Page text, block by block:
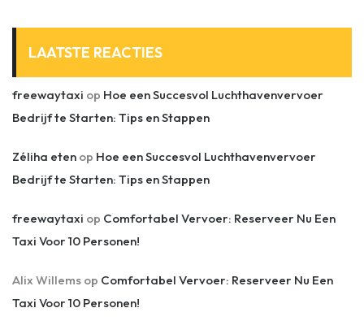
LAATSTE REACTIES
freewaytaxi op Hoe een Succesvol Luchthavenvervoer
Bedrijf te Starten: Tips en Stappen
Zéliha eten op Hoe een Succesvol Luchthavenvervoer
Bedrijf te Starten: Tips en Stappen
freewaytaxi op Comfortabel Vervoer: Reserveer Nu Een
Taxi Voor 10 Personen!
Alix Willems op Comfortabel Vervoer: Reserveer Nu Een
Taxi Voor 10 Personen!